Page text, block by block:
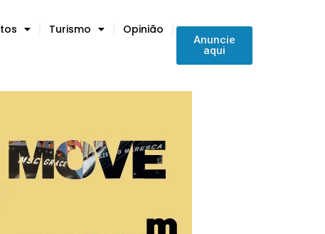
Turismo Opinião
Anuncie
aqui